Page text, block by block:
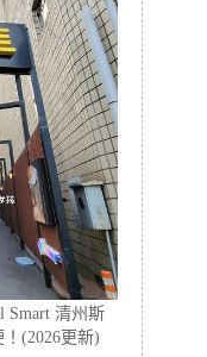
Smart 清州斯
(2026更新)